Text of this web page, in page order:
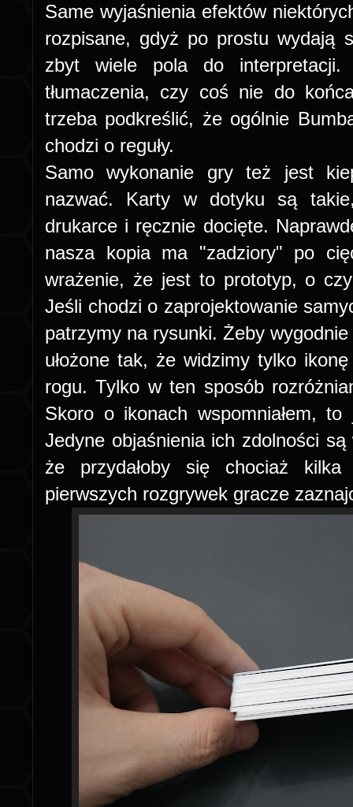
Same wyjaśnienia efektów
rozpisane, gdyż po prostu wydają
zbyt wiele pola do
tłumaczenia, czy coś nie do
trzeba podkreślić, że ogólnie
chodzi o reguły.
Samo wykonanie gry też jest
nazwać. Karty w dotyku są
drukarce i ręcznie docięte.
nasza kopia ma "zadziory" po
wrażenie, że jest to prototyp, o
Jeśli chodzi o zaprojektowanie
patrzymy na rysunki. Żeby
ułożone tak, że widzimy tylko
rogu. Tylko w ten sposób
Skoro o ikonach wspomniałem,
Jedyne objaśnienia ich zdolności
że przydałoby się chociaż
pierwszych rozgrywek gracze